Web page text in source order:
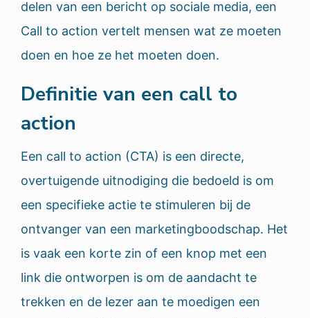
delen van een bericht op sociale media, een
Call to action vertelt mensen wat ze moeten
doen en hoe ze het moeten doen.
Definitie van een call to
action
Een call to action (CTA) is een directe,
overtuigende uitnodiging die bedoeld is om
een ​​specifieke actie te stimuleren bij de
ontvanger van een marketingboodschap. Het
is vaak een korte zin of een knop met een
link die ontworpen is om de aandacht te
trekken en de lezer aan te moedigen een